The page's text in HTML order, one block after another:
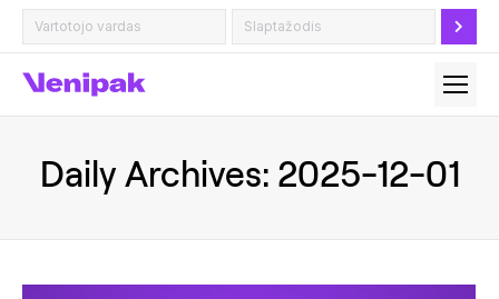
Daily Archives: 2025-12-01